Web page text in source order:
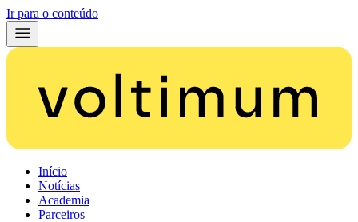
Ir para o conteúdo
Início
Notícias
Academia
Parceiros